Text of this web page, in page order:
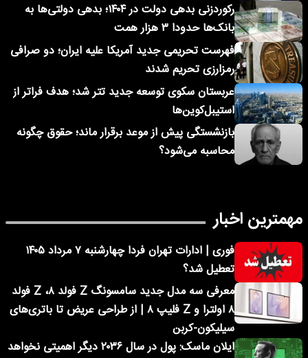
رکوردزنی بدهی دولت در ۱۴۰۴؛ بدهی دولتی‌ها به
بانک‌ها حدودا ۳ هزار همت
فهرست تحریمی جدید آمریکا علیه ایران؛ دو صرافی
رمزارزی تحریم شدند
عربستان سکوی توسعه جدید تتر شد؛ هدف فراتر از
استیبل‌کوین‌ها
بازنشستگی پیش از موعد برقرار ماند؛ حقوق چگونه
محاسبه می‌شود؟
مهمترین اخبار
فوری | ادارات تهران فردا چهارشنبه ۷ مرداد ۱۴۰۵
تعطیل شد؟
معرفی سه مدل جدید سامسونگ Z فولد ۸، Z فولد
۸ اولترا و Z فلیپ ۸ | از طراحی عریض تا باتری‌های
سیلیکون-کربن
ایلان ماسک: پول در سال ۲۰۳۶ دیگر اهمیتی نخواهد